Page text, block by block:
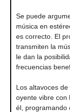
Se puede
música en
es correcto. El
transmiten la
le dan la
frecuencias
Los altavoces
oyente vibre con
él, programando